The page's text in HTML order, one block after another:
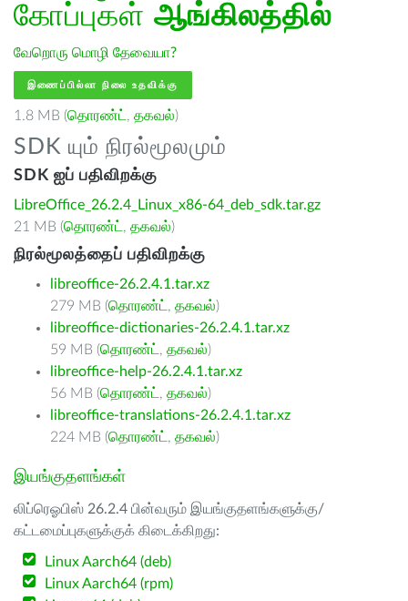
கோப்புகள் ஆங்கிலத்தில்
வேறொரு மொழி தேவையா?
இணைப்பில்லா நிலை உதவிக்கு
1.8 MB (தொரண்ட் , தகவல்)
SDK யும் நிரல்மூலமும்
SDK ஐப் பதிவிறக்கு
LibreOffice_26.2.4_Linux_x86-64_deb_sdk.tar.gz
21 MB (தொரண்ட் , தகவல்)
நிரல்மூலத்தைப் பதிவிறக்கு
libreoffice-26.2.4.1.tar.xz
279 MB (தொரண்ட் , தகவல்)
libreoffice-dictionaries-26.2.4.1.tar.xz
59 MB (தொரண்ட் , தகவல்)
libreoffice-help-26.2.4.1.tar.xz
56 MB (தொரண்ட் , தகவல்)
libreoffice-translations-26.2.4.1.tar.xz
224 MB (தொரண்ட் , தகவல்)
இயங்குதளங்கள்
லிப்ரெஓபிஸ் 26.2.4 பின்வரும் இயங்குதளங்களுக்கு/
கட்டமைப்புகளுக்குக் கிடைக்கிறது:
Linux Aarch64 (deb)
Linux Aarch64 (rpm)